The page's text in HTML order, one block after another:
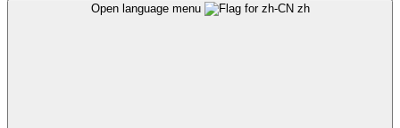
Open language menu zh